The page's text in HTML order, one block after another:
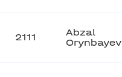
2111
Abzal
Orynbayev